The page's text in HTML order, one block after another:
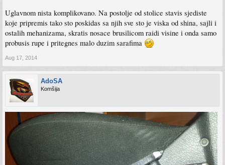
Uglavnom nista komplikovano. Na postolje od stolice stavis sjediste
koje pripremis tako sto poskidas sa njih sve sto je viska od shina, sajli i
ostalih mehanizama, skratis nosace brusilicom raidi visine i onda samo
probusis rupe i pritegnes malo duzim sarafima
Aug 17, 2014
AdoSA
Komšija